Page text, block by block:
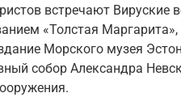
встречают
«Толстая
Морского музея
собор Александра